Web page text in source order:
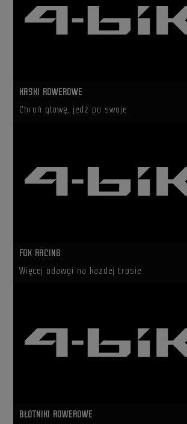
KASKI ROWEROWE
Chroń głowę, jedź po swoje
FOX RACING
Więcej odawgi na każdej trasie
BŁOTNIKI ROWEROWE